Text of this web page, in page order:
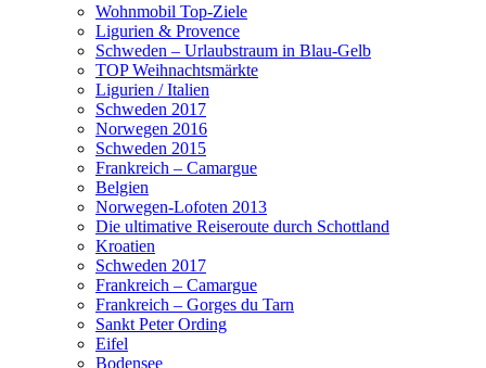
Wohnmobil Top-Ziele
Ligurien & Provence
Schweden – Urlaubstraum in Blau-Gelb
TOP Weihnachtsmärkte
Ligurien / Italien
Schweden 2017
Norwegen 2016
Schweden 2015
Frankreich – Camargue
Belgien
Norwegen-Lofoten 2013
Die ultimative Reiseroute durch Schottland
Kroatien
Schweden 2017
Frankreich – Camargue
Frankreich – Gorges du Tarn
Sankt Peter Ording
Eifel
Bodensee